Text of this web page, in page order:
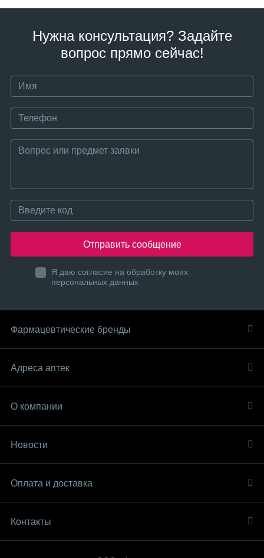
Нужна консультация? Задайте
вопрос прямо сейчас!
Отправить сообщение
Я даю согласие на обработку моих
персональных данных
Фармацевтические бренды
Адреса аптек
О компании
Новости
Оплата и доставка
Контакты